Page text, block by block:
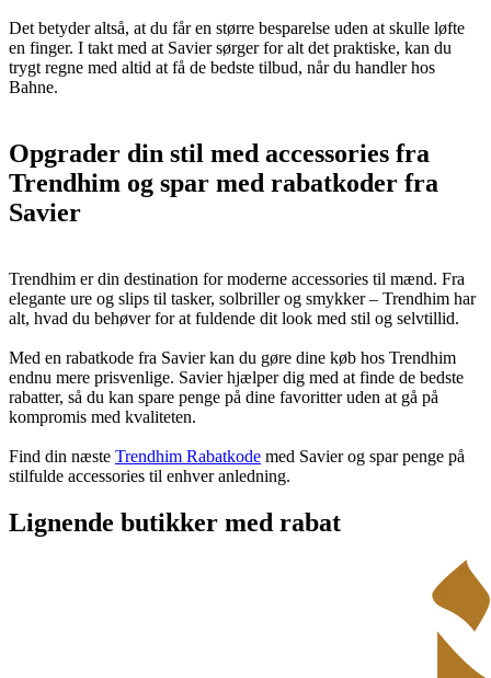
Det betyder altså, at du får en større besparelse uden at skulle løfte
en finger. I takt med at Savier sørger for alt det praktiske, kan du
trygt regne med altid at få de bedste tilbud, når du handler hos
Bahne.
Opgrader din stil med accessories fra
Trendhim og spar med rabatkoder fra
Savier
Trendhim er din destination for moderne accessories til mænd. Fra
elegante ure og slips til tasker, solbriller og smykker – Trendhim har
alt, hvad du behøver for at fuldende dit look med stil og selvtillid.
Med en rabatkode fra Savier kan du gøre dine køb hos Trendhim
endnu mere prisvenlige. Savier hjælper dig med at finde de bedste
rabatter, så du kan spare penge på dine favoritter uden at gå på
kompromis med kvaliteten.
Find din næste Trendhim Rabatkode med Savier og spar penge på
stilfulde accessories til enhver anledning.
Lignende butikker med rabat